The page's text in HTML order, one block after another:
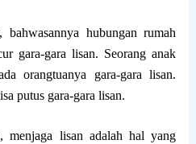
hubungan rumah
gara-gara lisan. Seorang anak
orangtuanya gara-gara lisan.
putus gara-gara lisan.
menjaga lisan adalah hal yang